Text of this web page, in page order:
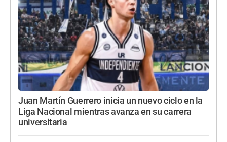
Juan Martín Guerrero inicia un nuevo ciclo en la
Liga Nacional mientras avanza en su carrera
universitaria